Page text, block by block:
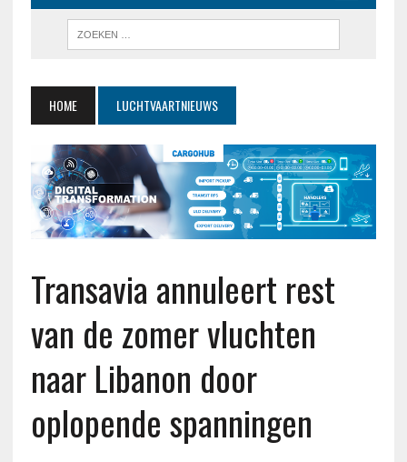
HOME LUCHTVAARTNIEUWS
Transavia annuleert rest
van de zomer vluchten
naar Libanon door
oplopende spanningen